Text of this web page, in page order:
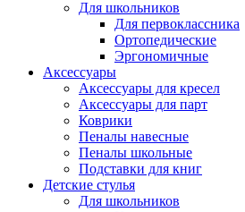
Для школьников
Для первоклассника
Ортопедические
Эргономичные
Аксессуары
Аксессуары для кресел
Аксессуары для парт
Коврики
Пеналы навесные
Пеналы школьные
Подставки для книг
Детские стулья
Для школьников